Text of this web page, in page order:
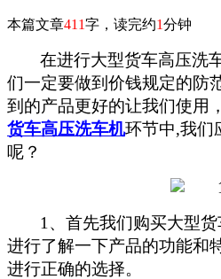
本篇文章411字，读完约1分钟
在进行大型货车高压洗
们一定要做到价钱规定的防
到的产品更好的让我们使用
货车高压洗车机环节中,我们
呢？
1、首先我们购买大型
进行了解一下产品的功能和
进行正确的选择。